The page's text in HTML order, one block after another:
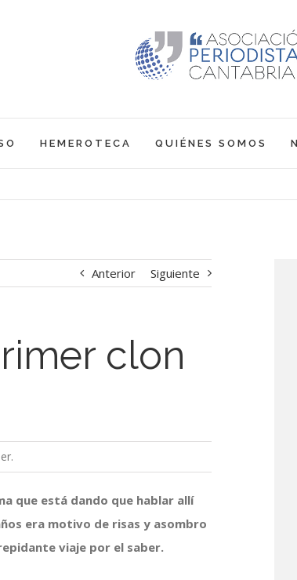
HEMEROTECA QUIÉNES SOMOS
Anterior Siguiente
clon
que está dando que hablar allí
era motivo de risas y asombro
viaje por el saber.